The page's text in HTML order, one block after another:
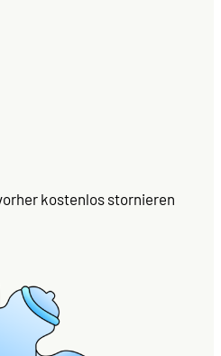
kostenlos stornieren